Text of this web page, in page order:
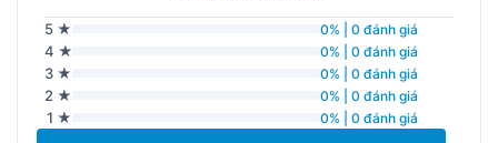
5 ★ 0% | 0 đánh giá
4 ★ 0% | 0 đánh giá
3 ★ 0% | 0 đánh giá
2 ★ 0% | 0 đánh giá
1 ★ 0% | 0 đánh giá